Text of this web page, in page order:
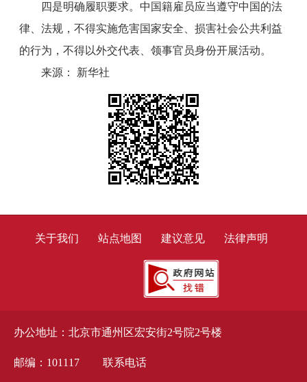
四是明确履职要求。中国籍雇员应当遵守中国的法
律、法规，不得实施危害国家安全、损害社会公共利益
的行为，不得以外交代表、领事官员身份开展活动。
来源： 新华社
办公地址：北京市通州区宏安街2号院2号楼
邮编：101117 联系电话
关于我们 站点地图 建议意见 法律声明